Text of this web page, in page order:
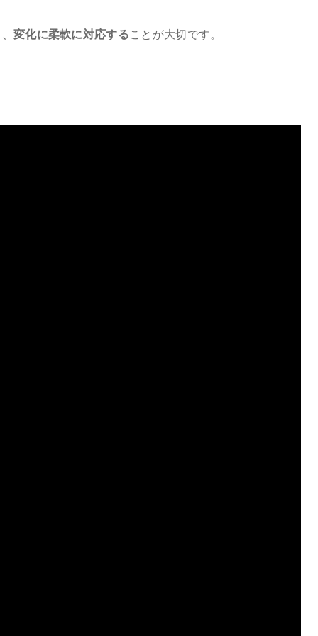
変化に柔軟に対応することが大切です。